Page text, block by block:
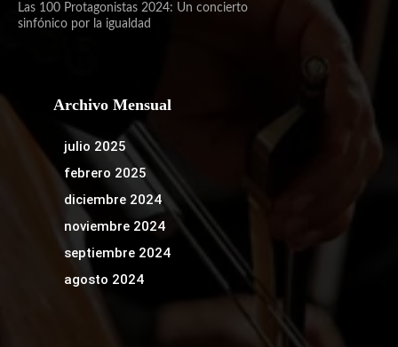
Las 100 Protagonistas 2024: Un concierto
sinfónico por la igualdad
Archivo Mensual
julio 2025
febrero 2025
diciembre 2024
noviembre 2024
septiembre 2024
agosto 2024